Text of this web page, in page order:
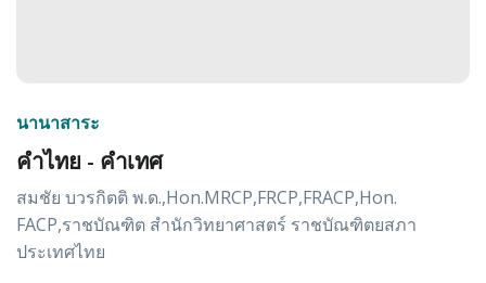
นานาสาระ
คำไทย - คำเทศ
สมชัย บวรกิตติ พ.ด.,Hon.MRCP,FRCP,FRACP,Hon.
FACP,ราชบัณฑิต สำนักวิทยาศาสตร์ ราชบัณฑิตยสภา
ประเทศไทย